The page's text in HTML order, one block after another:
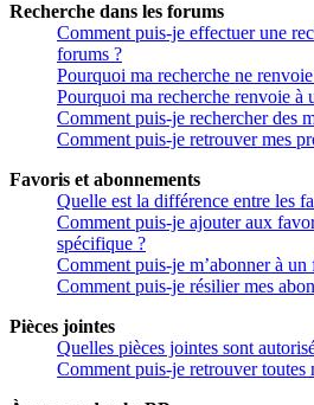
Recherche dans les forums
Comment puis-je effectuer une
forums ?
Pourquoi ma recherche ne
Pourquoi ma recherche renvoie à
Comment puis-je rechercher des
Comment puis-je retrouver mes
Favoris et abonnements
Quelle est la différence entre les
Comment puis-je ajouter aux
spécifique ?
Comment puis-je m’abonner à
Comment puis-je résilier mes
Pièces jointes
Quelles pièces jointes sont
Comment puis-je retrouver toutes